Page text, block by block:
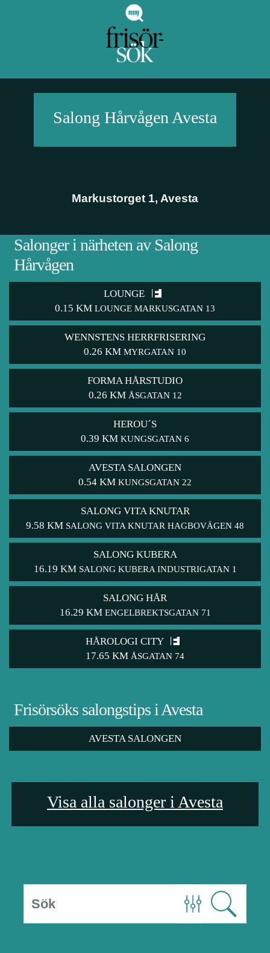
Salong HårvågenAvesta
Markustorget 1, Avesta
Salonger i närheten av Salong
Hårvågen
LOUNGE
0.15 KM LOUNGE MARKUSGATAN 13
WENNSTENS HERRFRISERING
0.26 KM MYRGATAN 10
FORMA HÅRSTUDIO
0.26 KM ÅSGATAN 12
HEROU´S
0.39 KM KUNGSGATAN 6
AVESTA SALONGEN
0.54 KM KUNGSGATAN 22
SALONG VITA KNUTAR
9.58 KM SALONG VITA KNUTAR HAGBOVÄGEN 48
SALONG KUBERA
16.19 KM SALONG KUBERA INDUSTRIGATAN 1
SALONG HÅR
16.29 KM ENGELBREKTSGATAN 71
HÅROLOGI CITY
17.65 KM ÅSGATAN 74
Frisörsöks salongstips i Avesta
AVESTA SALONGEN
Visa alla salonger i Avesta